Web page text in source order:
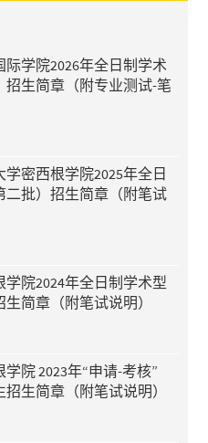
学院2026年全日制学术
招生简章（附专业测试-笔
学密西根学院2025年全日
二批）招生简章（附笔试
院2024年全日制学术型
简章（附笔试说明）
院 2023年“申请-考核”
生简章（附笔试说明）